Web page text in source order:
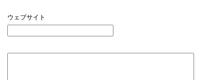
ウェブサイト